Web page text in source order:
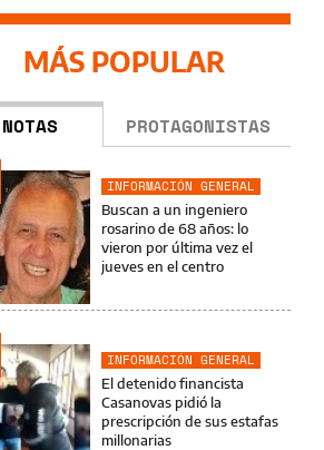
MÁS POPULAR
NOTAS PROTAGONISTAS
INFORMACIÓN GENERAL
Buscan a un ingeniero
rosarino de 68 años: lo
vieron por última vez el
jueves en el centro
INFORMACIÓN GENERAL
El detenido financista
Casanovas pidió la
prescripción de sus estafas
millonarias